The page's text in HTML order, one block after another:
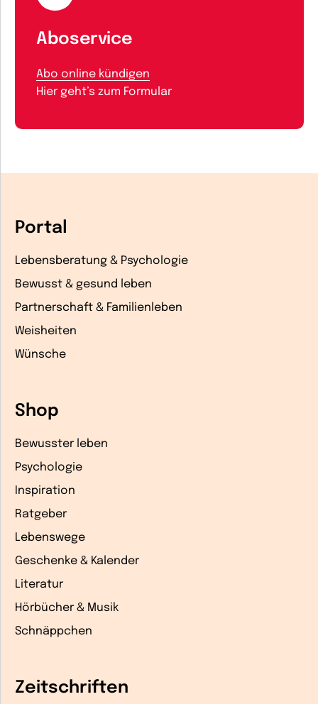
Aboservice
Abo online kündigen
Hier geht’s zum Formular
Portal
Lebensberatung & Psychologie
Bewusst & gesund leben
Partnerschaft & Familienleben
Weisheiten
Wünsche
Shop
Bewusster leben
Psychologie
Inspiration
Ratgeber
Lebenswege
Geschenke & Kalender
Literatur
Hörbücher & Musik
Schnäppchen
Zeitschriften